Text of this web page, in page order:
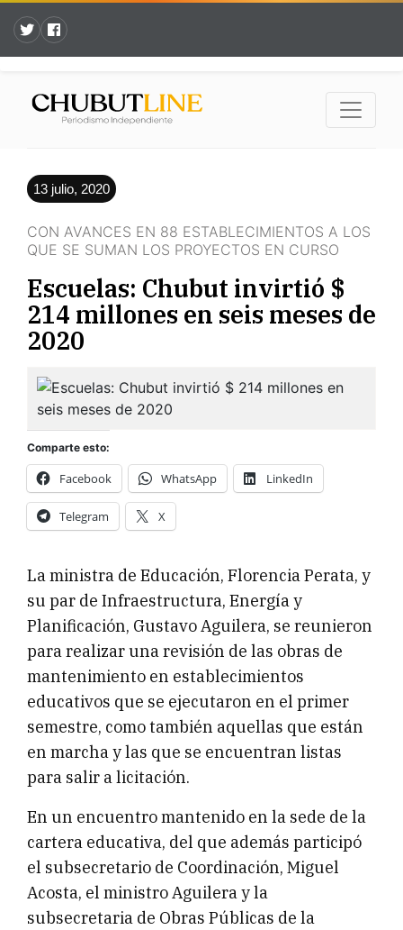
13 julio, 2020
CON AVANCES EN 88 ESTABLECIMIENTOS A LOS
QUE SE SUMAN LOS PROYECTOS EN CURSO
Escuelas: Chubut invirtió $
214 millones en seis meses de
2020
Comparte esto:
Facebook WhatsApp LinkedIn
Telegram X
La ministra de Educación, Florencia Perata, y
su par de Infraestructura, Energía y
Planificación, Gustavo Aguilera, se reunieron
para realizar una revisión de las obras de
mantenimiento en establecimientos
educativos que se ejecutaron en el primer
semestre, como también aquellas que están
en marcha y las que se encuentran listas
para salir a licitación.
En un encuentro mantenido en la sede de la
cartera educativa, del que además participó
el subsecretario de Coordinación, Miguel
Acosta, el ministro Aguilera y la
subsecretaria de Obras Públicas de la